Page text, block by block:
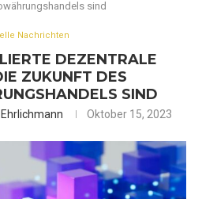
sind
Nachrichten
DEZENTRALE
ZUKUNFT DES
SIND
Oktober 15, 2023